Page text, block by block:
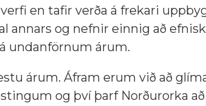
en tafir verða á frekari
annars og nefnir einnig að
undanförnum árum.
árum. Áfram erum við að
og því þarf Norðurorka